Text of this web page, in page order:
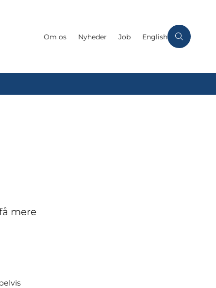
Om os Nyheder Job English
mere